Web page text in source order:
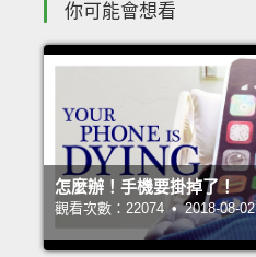
你可能會想看
怎麼辦！手機要掛掉了！
觀看次數：22074 • 2018-08-02